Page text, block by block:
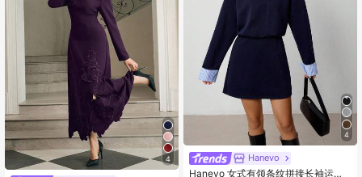
4
4
Hanevo
Hanevo 女式有领条纹拼接长袖运动